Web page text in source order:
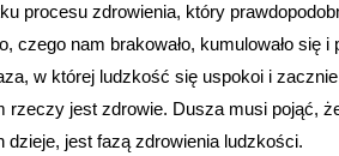
procesu zdrowienia, który
czego nam brakowało, kumulowało się
w której ludzkość się uspokoi i
rzeczy jest zdrowie. Dusza musi pojąć,
jest fazą zdrowienia ludzkości.